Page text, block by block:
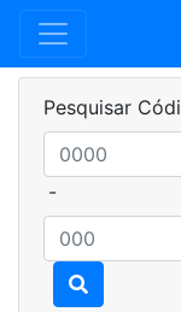
Pesquisar
-